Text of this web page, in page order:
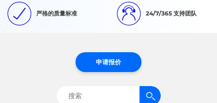
严格的质量标准 24/7/365 支持团队
申请报价
搜